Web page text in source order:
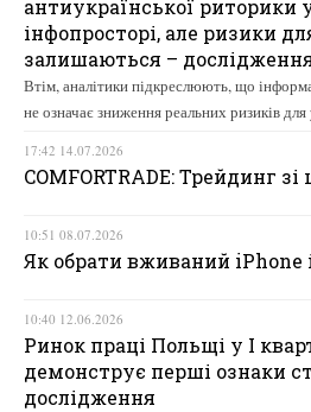
антиукраїнської риторики
інфопросторі, але ризики
залишаються –
Втім, аналітики підкреслюють, що
не означає зниження реальних ризиків для
17:42 14.07.2026
COMFORTRADE: Трейдинг
10:51 08.07.2026
Як обрати вживаний iPhone
10:40 12.06.2026
Ринок праці Польщі у І
демонструє перші ознаки
дослідження